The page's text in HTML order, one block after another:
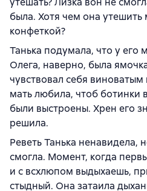
была. Хотя чем она утешить
конфеткой?
Танька подумала, что у его
Олега, наверно, была
чувствовал себя виноватым
мать любила, чтоб ботинки
были выстроены. Хрен его
решила.
Реветь Танька ненавидела,
смогла. Момент, когда
и с всхлюпом выдыхаешь,
стыдный. Она затаила